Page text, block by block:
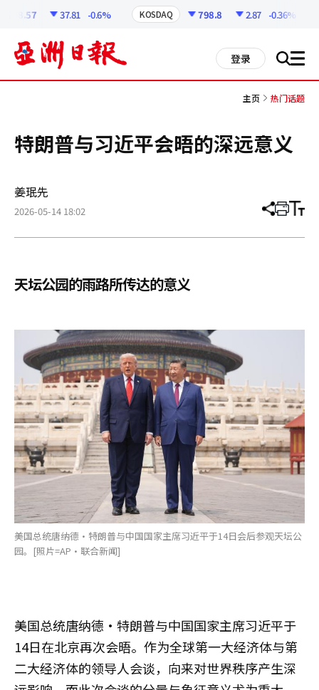
37.81 -0.6% KOSDAQ 798.8 2.87 -0.36%
登录 搜 all
主页 热门话题
特朗普与习近平会晤的深远意义
姜珉先
2026-05-14 18:02 分
章
打 调
小
天坛公园的雨路所传达的意义
美国总统唐纳德·特朗普与中国国家主席习近平于14日会后参观天坛公
园。[照片=AP·联合新闻]
美国总统唐纳德·特朗普与中国国家主席习近平于
14日在北京再次会晤。作为全球第一大经济体与第
二大经济体的领导人会谈，向来对世界秩序产生深